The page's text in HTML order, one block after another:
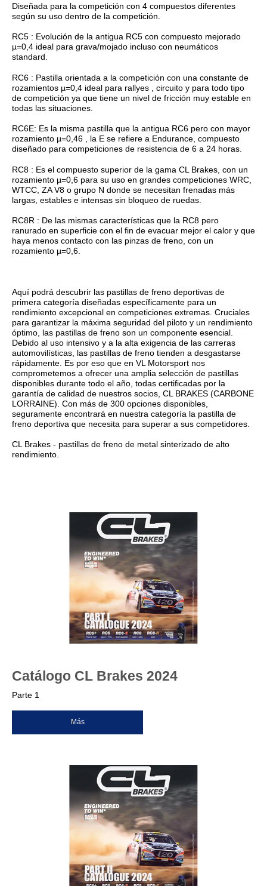
Diseñada para la competición con 4 compuestos diferentes
según su uso dentro de la competición.
RC5 : Evolución de la antigua RC5 con compuesto mejorado
µ=0,4 ideal para grava/mojado incluso con neumáticos
standard.
RC6 : Pastilla orientada a la competición con una constante de
rozamientos µ=0,4 ideal para rallyes , circuito y para todo tipo
de competición ya que tiene un nivel de fricción muy estable en
todas las situaciones.
RC6E: Es la misma pastilla que la antigua RC6 pero con mayor
rozamiento µ=0,46 , la E se refiere a Endurance, compuesto
diseñado para competiciones de resistencia de 6 a 24 horas.
RC8 : Es el compuesto superior de la gama CL Brakes, con un
rozamiento µ=0,6 para su uso en grandes competiciones WRC,
WTCC, ZA V8 o grupo N donde se necesitan frenadas más
largas, estables e intensas sin bloqueo de ruedas.
RC8R : De las mismas características que la RC8 pero
ranurado en superficie con el fin de evacuar mejor el calor y que
haya menos contacto con las pinzas de freno, con un
rozamiento µ=0,6.
Aquí podrá descubrir las pastillas de freno deportivas de
primera categoría diseñadas específicamente para un
rendimiento excepcional en competiciones extremas. Cruciales
para garantizar la máxima seguridad del piloto y un rendimiento
óptimo, las pastillas de freno son un componente esencial.
Debido al uso intensivo y a la alta exigencia de las carreras
automovilísticas, las pastillas de freno tienden a desgastarse
rápidamente. Es por eso que en VL Motorsport nos
comprometemos a ofrecer una amplia selección de pastillas
disponibles durante todo el año, todas certificadas por la
garantía de calidad de nuestros socios, CL BRAKES (CARBONE
LORRAINE). Con más de 300 opciones disponibles,
seguramente encontrará en nuestra categoría la pastilla de
freno deportiva que necesita para superar a sus competidores.
CL Brakes - pastillas de freno de metal sinterizado de alto
rendimiento.
Catálogo CL Brakes 2024
Parte 1
Más